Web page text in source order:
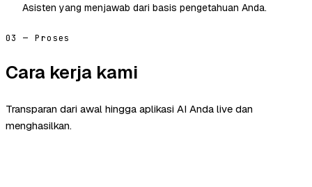
Asisten yang menjawab dari basis pengetahuan Anda.
03 — Proses
Cara kerja kami
Transparan dari awal hingga aplikasi AI Anda live dan
menghasilkan.